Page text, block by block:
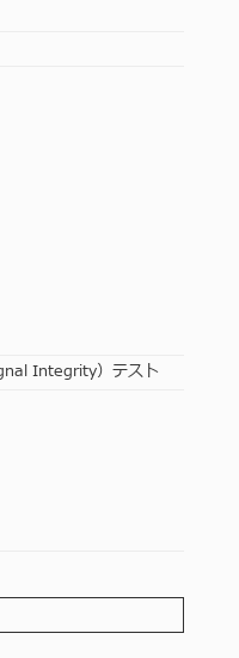
Integrity）テスト